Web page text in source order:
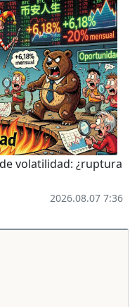
volatilidad: ¿ruptura
2026.08.07 7:36